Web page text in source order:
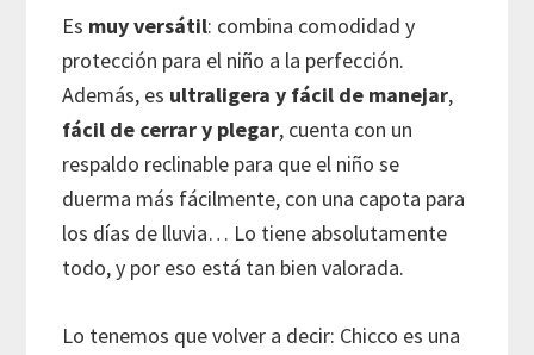
Es muy versátil: combina comodidad y
protección para el niño a la perfección.
Además, es ultraligera y fácil de manejar,
fácil de cerrar y plegar, cuenta con un
respaldo reclinable para que el niño se
duerma más fácilmente, con una capota para
los días de lluvia… Lo tiene absolutamente
todo, y por eso está tan bien valorada.
Lo tenemos que volver a decir: Chicco es una